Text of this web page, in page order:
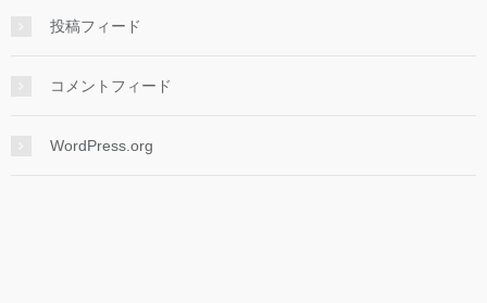
投稿フィード
コメントフィード
WordPress.org